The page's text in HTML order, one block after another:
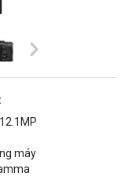
máy